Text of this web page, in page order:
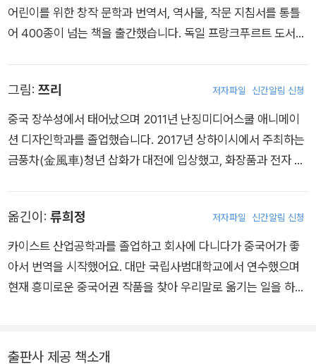
어린이를 위한 창작 문학과 번역서, 역사물, 작문 지침서를 통틀
어 400종이 넘는 책을 출간했습니다. 독일 프랑크푸르트 도서전
그림: 쯔리 저자파일 신간알림 신청
중국 장쑤성에서 태어났으며 2011년 난징미디어스쿨 애니메이
션 디자인학과를 졸업했습니다. 2017년 상하이시에서 주최하는
금풍차(金風車)청년 삽화가 대전에 입상했고, 화장품과 전자 제
옮긴이: 류희정 저자파일 신간알림 신청
카이스트 산업공학과를 졸업하고 회사에 다니다가 중국어가 좋
아서 번역을 시작했어요. 대만 국립사범대학교에서 연수했으며
현재 흥미로운 중국어권 작품을 찾아 우리말로 옮기는 일을 하고
출판사 제공 책소개